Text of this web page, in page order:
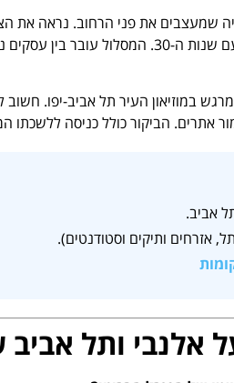
הסגנון הבינלאומי (באוהאוס) המזוהה עם
אתרים. הביקור כולל כניסה ללשכתו
אלנבי ותל